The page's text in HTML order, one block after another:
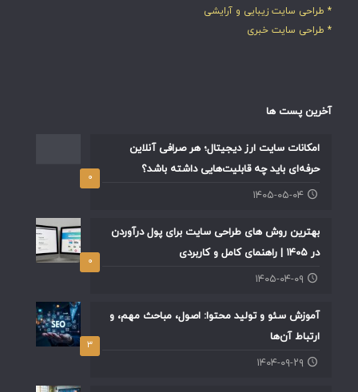
* طراحی سایت زیبایی و آرایشی
* طراحی سایت خبری
آخرین پست ها
۰
امکانات سایت ارز دیجیتال؛ هر صرافی آنلاین
حرفه‌ای باید چه قابلیت‌هایی داشته باشد؟
۱۴۰۵-۰۵-۰۴
۰
بهترین روش های طراحی سایت برای پول درآوردن
در ۱۴۰۵ | راهنمای کامل و کاربردی
۱۴۰۵-۰۴-۰۹
۳
آموزش سئو و تولید محتوا: اصول، مباحث مهم، و
ارتباط آن‌ها
۱۴۰۴-۰۹-۲۹